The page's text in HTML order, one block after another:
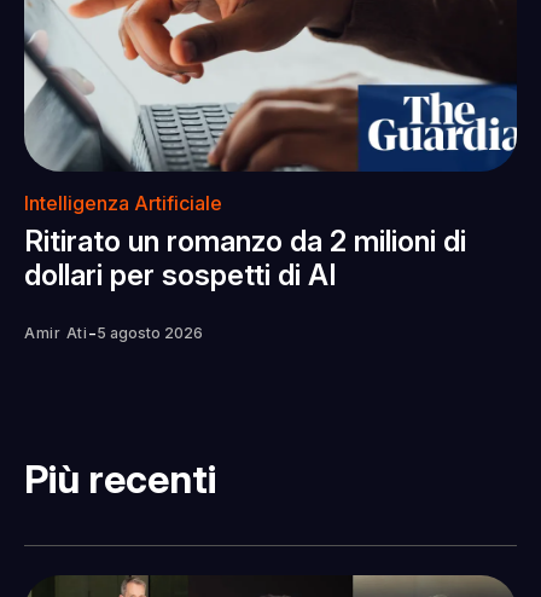
Intelligenza Artificiale
Ritirato un romanzo da 2 milioni di
dollari per sospetti di AI
Amir Ati -5 agosto 2026
Più recenti